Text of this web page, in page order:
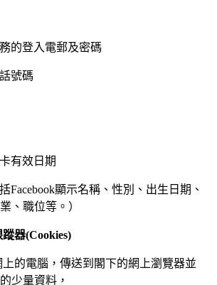
的登入電郵及密碼
號碼
有效日期
Facebook顯示名稱、性別、出生日期、
、職位等。）
蹤器(Cookies)
上的電腦，傳送到閣下的網上瀏覽器並
少量資料，